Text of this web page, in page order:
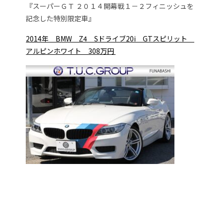
納車blog
スタッフblog
会社概要
『スーパーＧＴ ２０１４開幕戦１－２フィニッシュを
記念した特別限定車』
2014年 BMW Z4 Sドライブ20i GTスピリット
アルピンホワイト 308万円